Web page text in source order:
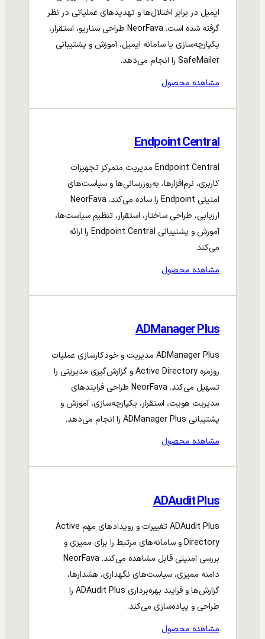
ایمیل در برابر اختلال‌ها و تهدیدهای عملیاتی در نظر
گرفته شده است. NeorFava طراحی سناریو، استقرار،
یکپارچه‌سازی با سامانه ایمیل، آموزش و پشتیبانی
SafeMailer را انجام می‌دهد.
مشاهده محصول
Endpoint Central
Endpoint Central مدیریت متمرکز تجهیزات
کاربری، نرم‌افزارها، به‌روزرسانی‌ها و سیاست‌های
امنیتی Endpoint را ساده می‌کند. NeorFava
ارزیابی، طراحی ساختار، استقرار، تنظیم سیاست‌ها،
آموزش و پشتیبانی Endpoint Central را ارائه
می‌کند.
مشاهده محصول
ADManager Plus
ADManager Plus مدیریت و خودکارسازی عملیات
روزمره Active Directory و گزارش‌گیری مدیریتی را
تسهیل می‌کند. NeorFava طراحی فرایندهای
مدیریت هویت، استقرار، یکپارچه‌سازی، آموزش و
پشتیبانی ADManager Plus را انجام می‌دهد.
مشاهده محصول
ADAudit Plus
ADAudit Plus تغییرات و رویدادهای مهم Active
Directory و سامانه‌های مرتبط را برای ممیزی و
بررسی امنیتی قابل مشاهده می‌کند. NeorFava
دامنه ممیزی، سیاست‌های نگهداری، هشدارها،
گزارش‌ها و فرایند بهره‌برداری ADAudit Plus را
طراحی و پیاده‌سازی می‌کند.
مشاهده محصول